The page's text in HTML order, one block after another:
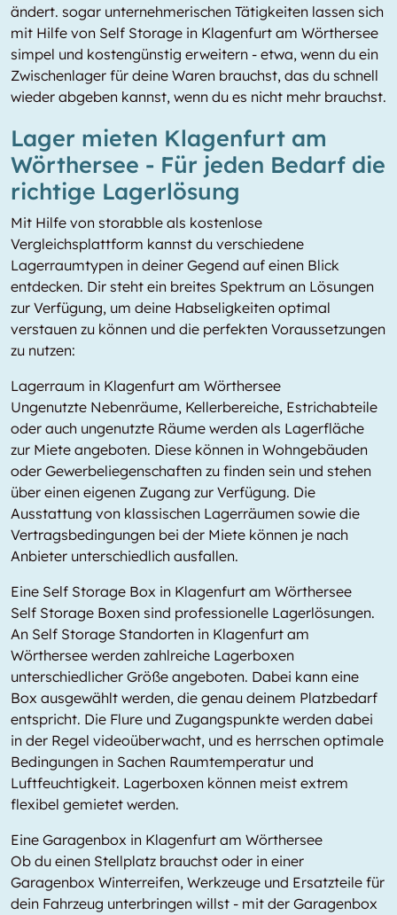
ändert. sogar unternehmerischen Tätigkeiten lassen sich
mit Hilfe von Self Storage in Klagenfurt am Wörthersee
simpel und kostengünstig erweitern - etwa, wenn du ein
Zwischenlager für deine Waren brauchst, das du schnell
wieder abgeben kannst, wenn du es nicht mehr brauchst.
Lager mieten Klagenfurt am
Wörthersee - Für jeden Bedarf die
richtige Lagerlösung
Mit Hilfe von storabble als kostenlose
Vergleichsplattform kannst du verschiedene
Lagerraumtypen in deiner Gegend auf einen Blick
entdecken. Dir steht ein breites Spektrum an Lösungen
zur Verfügung, um deine Habseligkeiten optimal
verstauen zu können und die perfekten Voraussetzungen
zu nutzen:
Lagerraum in Klagenfurt am Wörthersee
Ungenutzte Nebenräume, Kellerbereiche, Estrichabteile
oder auch ungenutzte Räume werden als Lagerfläche
zur Miete angeboten. Diese können in Wohngebäuden
oder Gewerbeliegenschaften zu finden sein und stehen
über einen eigenen Zugang zur Verfügung. Die
Ausstattung von klassischen Lagerräumen sowie die
Vertragsbedingungen bei der Miete können je nach
Anbieter unterschiedlich ausfallen.
Eine Self Storage Box in Klagenfurt am Wörthersee
Self Storage Boxen sind professionelle Lagerlösungen.
An Self Storage Standorten in Klagenfurt am
Wörthersee werden zahlreiche Lagerboxen
unterschiedlicher Größe angeboten. Dabei kann eine
Box ausgewählt werden, die genau deinem Platzbedarf
entspricht. Die Flure und Zugangspunkte werden dabei
in der Regel videoüberwacht, und es herrschen optimale
Bedingungen in Sachen Raumtemperatur und
Luftfeuchtigkeit. Lagerboxen können meist extrem
flexibel gemietet werden.
Eine Garagenbox in Klagenfurt am Wörthersee
Ob du einen Stellplatz brauchst oder in einer
Garagenbox Winterreifen, Werkzeuge und Ersatzteile für
dein Fahrzeug unterbringen willst - mit der Garagenbox